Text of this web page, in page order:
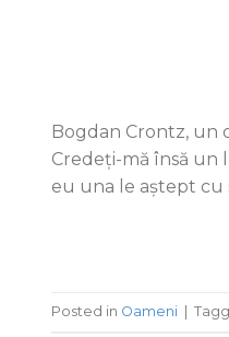
Bogdan Crontz, un
Credeți-mă însă un
eu una le aștept cu
Posted in Oameni